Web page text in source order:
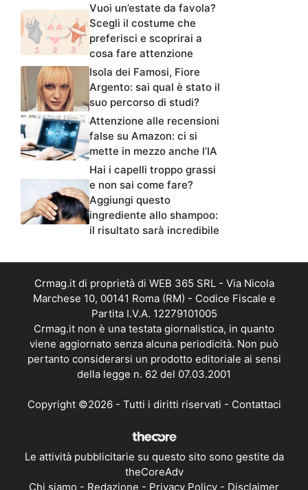
Vuoi un’estate da favola?
Scegli il costume che
preferisci e scoprirai a
cosa fare attenzione
Isola dei Famosi, Fiore
Argento: sai qual è stato il
suo percorso di studi?
Attenzione alle recensioni
false su Amazon: ci si
mette in mezzo anche l’IA
Hai i capelli troppo grassi
e non sai come fare?
Aggiungi questo
ingrediente allo shampoo:
il risultato sarà incredibile
Crmag.it di proprietà di WEB 365 SRL - Via Nicola
Marchese 10, 00141 Roma (RM) - Codice Fiscale e
Partita I.V.A. 12279101005
Crmag.it non è una testata giornalistica, in quanto
viene aggiornato senza alcuna periodicità. Non può
pertanto considerarsi un prodotto editoriale ai sensi
della legge n. 62 del 07.03.2001
Copyright ©2026 - Tutti i diritti riservati - Contattaci
Le attività pubblicitarie su questo sito sono gestite da
theCoreAdv
Chi siamo - Redazione - Privacy Policy - Disclaimer